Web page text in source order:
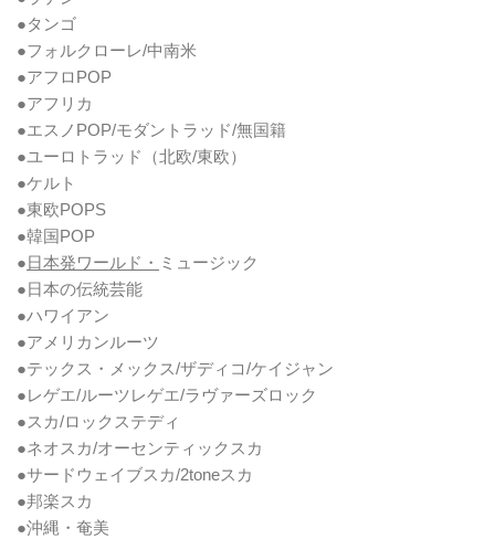
●タンゴ
●フォルクローレ/中南米
●アフロPOP
●アフリカ
●エスノPOP/モダントラッド/無国籍
●ユーロトラッド（北欧/東欧）
●ケルト
●東欧POPS
●韓国POP
●日本発ワールド・ ミュージック
●日本の伝統芸能
●ハワイアン
●アメリカンルーツ
●テックス・メックス/ザディコ/ケイジャン
●レゲエ/ルーツレゲエ/ラヴァーズロック
●スカ/ロックステディ
●ネオスカ/オーセンティックスカ
●サードウェイブスカ/2toneスカ
●邦楽スカ
●沖縄・奄美